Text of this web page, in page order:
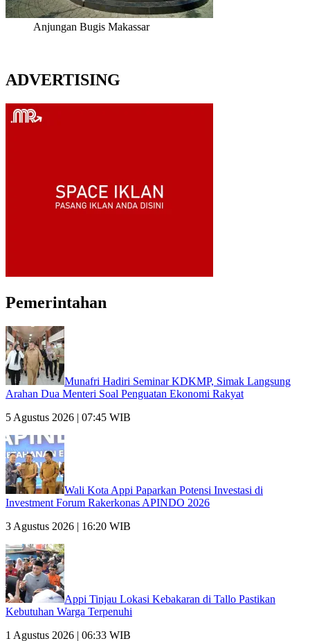
Anjungan Bugis Makassar
ADVERTISING
Pemerintahan
Munafri Hadiri Seminar KDKMP, Simak Langsung
Arahan Dua Menteri Soal Penguatan Ekonomi Rakyat
5 Agustus 2026 | 07:45 WIB
Wali Kota Appi Paparkan Potensi Investasi di
Investment Forum Rakerkonas APINDO 2026
3 Agustus 2026 | 16:20 WIB
Appi Tinjau Lokasi Kebakaran di Tallo Pastikan
Kebutuhan Warga Terpenuhi
1 Agustus 2026 | 06:33 WIB